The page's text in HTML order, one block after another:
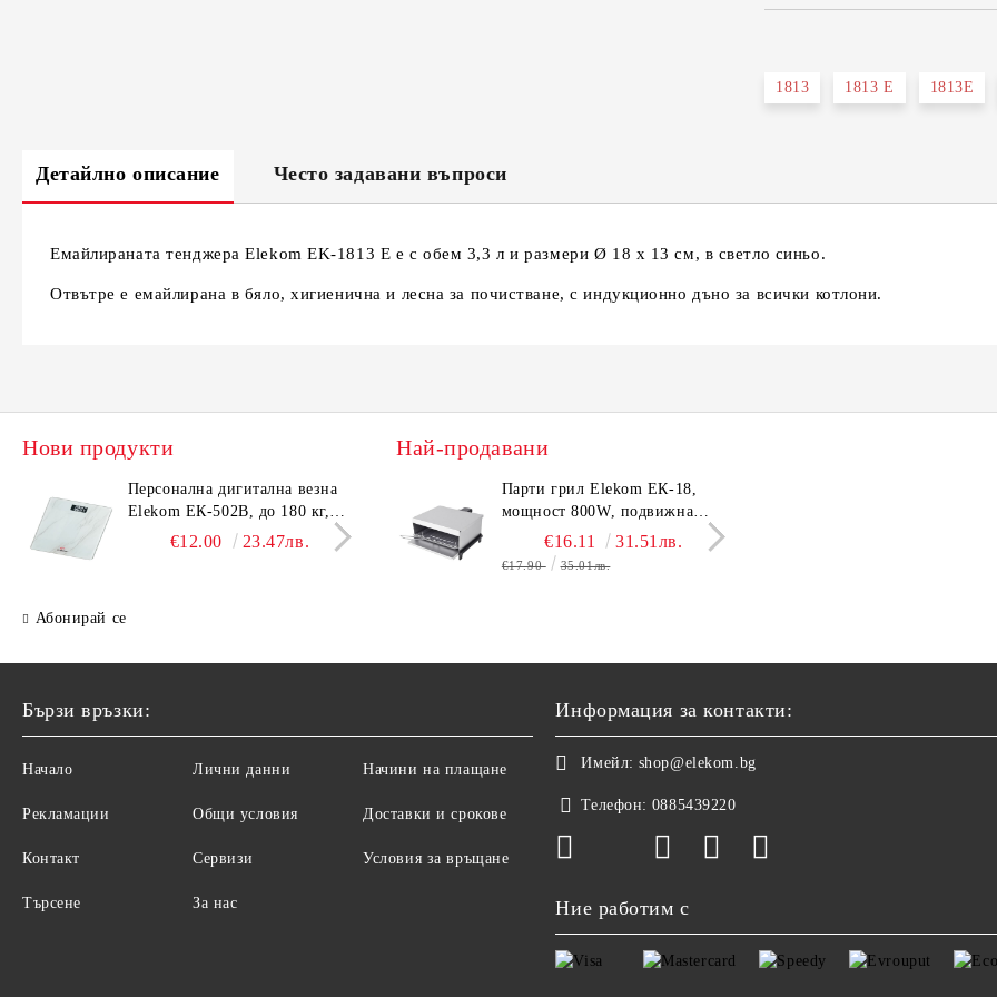
Съгласен съм с
1813 1813 E 1813Е
Детайлно описание Често задавани въпроси
Емайлираната тенджера Elekom EK-1813 E е с обем 3,3 л и размери Ø 18 х 13 см, в светло синьо.
Отвътре е емайлирана в бяло, хигиенична и лесна за почистване, с индукционно дъно за всички котлони.
Нови продукти
Персонална дигитална везна
Elekom ЕК-502B, до 180 кг,
LCD дисплей, Темперирано
€12.00 23.47лв.
Електронен кантар Elekom
EK-403А, до 180 кг, LCD
дисплей, Темперирано стъкло
- 6.0 мм, Размери 30x30x2.4
€10.50 20.54лв.
Абонирай се
Най-продавани
Парти грил Elekom ЕК-18,
мощност 800W, подвижна
тавичка, медно покритие на
реотана
€16.11 31.51лв.
€17.90 35.01лв.
Бързи връзки:
Начало
Рекламации
Контакт
Търсене
Лични данни
Общи условия
Сервизи
За нас
Начини на плащане
Доставки и срокове
Условия за връщане
Информация за контакти:
Имейл: shop@elekom.bg
Телефон: 0885439220
Ние работим с